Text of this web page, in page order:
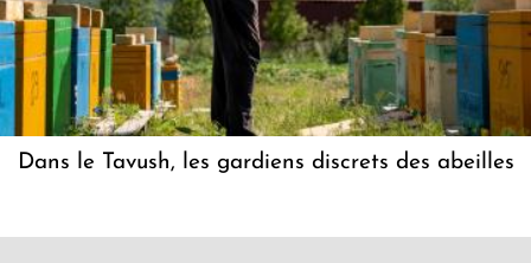
Dans le Tavush, les gardiens discrets des abeilles